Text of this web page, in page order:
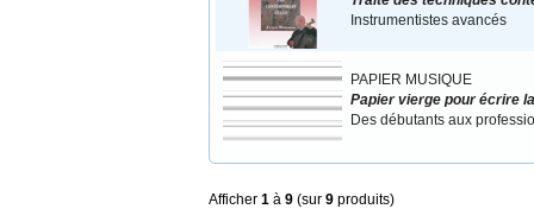
Instrumentistes avancés
PAPIER MUSIQUE
Papier vierge pour écrire
Des débutants aux
Afficher 1 à 9 (sur 9 produits)